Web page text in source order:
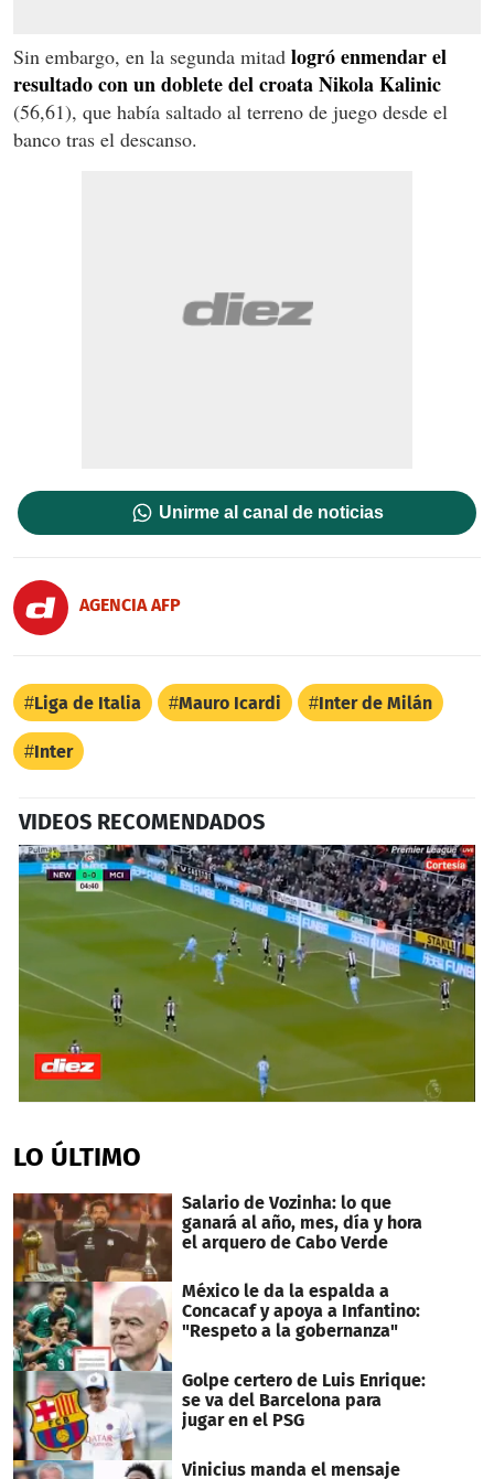
Sin embargo, en la segunda mitad logró enmendar el
resultado con un doblete del croata Nikola Kalinic
(56,61), que había saltado al terreno de juego desde el
banco tras el descanso.
Unirme al canal de noticias
AGENCIA AFP
Liga de Italia Mauro Icardi Inter de Milán
Inter
VIDEOS RECOMENDADOS
of
1
43
seconds
LO ÚLTIMO
Salario de Vozinha: lo que
ganará al año, mes, día y hora
el arquero de Cabo Verde
México le da la espalda a
Concacaf y apoya a Infantino:
"Respeto a la gobernanza"
Golpe certero de Luis Enrique:
se va del Barcelona para
jugar en el PSG
Vinicius manda el mensaje